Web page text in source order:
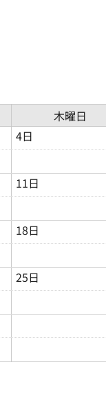
木曜日
4日
11日
18日
25日